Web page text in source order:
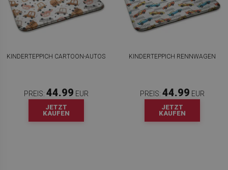
KINDERTEPPICH CARTOON-AUTOS
PREIS: 44.99 EUR
JETZT
KAUFEN
KINDERTEPPICH RENNWAGEN
PREIS: 44.99 EUR
JETZT
KAUFEN